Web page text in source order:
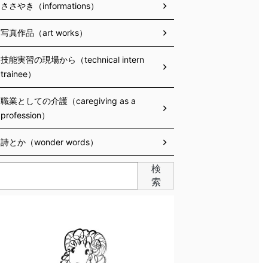
ささやき（informations）
写真作品（art works）
技能実習の現場から（technical intern
trainee）
職業としての介護（caregiving as a
profession）
詩とか（wonder words）
検
索